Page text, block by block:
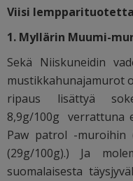
Viisi
1. Myllärin Muumi-
Sekä Niiskuneidin
mustikkahunajamurot
ripaus lisättyä
8,9g/100g verrattuna
Paw patrol -muroihin
(29g/100g).) Ja
suomalaisesta